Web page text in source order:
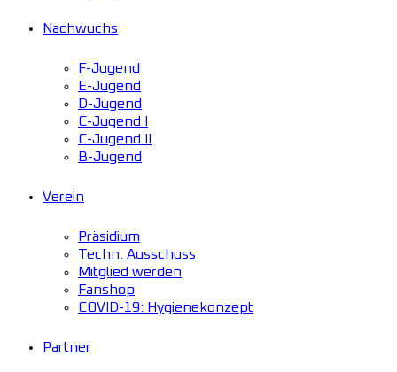
Nachwuchs
F-Jugend
E-Jugend
D-Jugend
C-Jugend I
C-Jugend II
B-Jugend
Verein
Präsidium
Techn. Ausschuss
Mitglied werden
Fanshop
COVID-19: Hygienekonzept
Partner